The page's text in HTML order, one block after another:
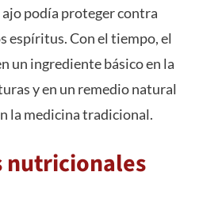
ajo podía proteger contra
espíritus. Con el tiempo, el
un ingrediente básico en la
y en un remedio natural
la medicina tradicional.
nutricionales